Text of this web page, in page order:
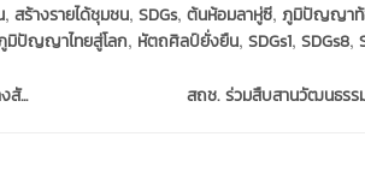
, สร้างรายได้ชุมชน, SDGs, ต้นห้อมลาหู่ซี, ภูมิปัญญาท้
มิปัญญาไทยสู่โลก, หัตถศิลป์ยั่งยืน, SDGs1, SDGs8,
สั... สถช. ร่วมสืบสานวัฒนธรร